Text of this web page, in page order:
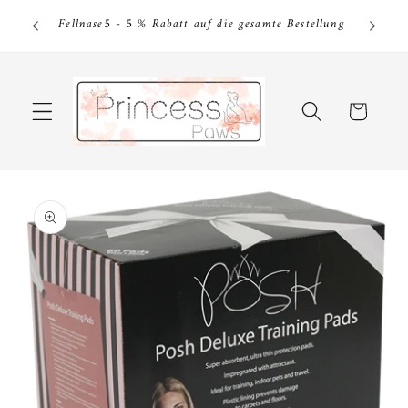
zum
von Fellnase5 - 5 % Rabatt auf die gesamte Bestellung
Warenkorb